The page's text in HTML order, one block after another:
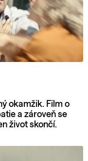
okamžik. Film o
a zároveň se
život skončí.